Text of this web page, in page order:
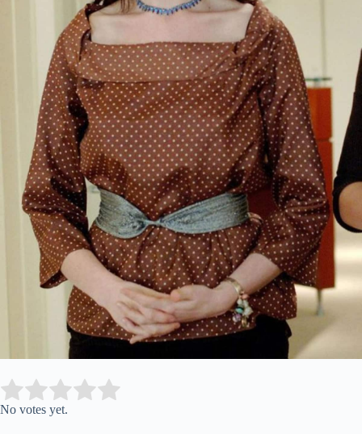
Rate this item:
No votes yet.